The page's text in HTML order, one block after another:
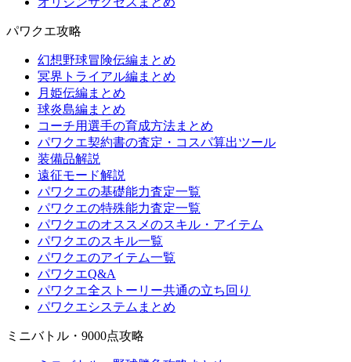
パワクエ攻略
幻想野球冒険伝編まとめ
冥界トライアル編まとめ
月姫伝編まとめ
球炎島編まとめ
コーチ用選手の育成方法まとめ
パワクエ契約書の査定・コスパ算出ツール
装備品解説
遠征モード解説
パワクエの基礎能力査定一覧
パワクエの特殊能力査定一覧
パワクエのオススメのスキル・アイテム
パワクエのスキル一覧
パワクエのアイテム一覧
パワクエQ&A
パワクエ全ストーリー共通の立ち回り
パワクエシステムまとめ
ミニバトル・9000点攻略